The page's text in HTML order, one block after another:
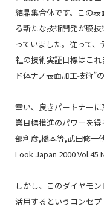
結晶集合体です。この表
る新たな技術開発が膜
っていました。従って
社の技術実証目標はこ
ド体ナノ表面加工技術”
幸い、良きパートナー
業目標推進のパワーを
部利彦,橋本等,武田修一
Look Japan 2000 Vol.45
しかし、このダイヤモ
活用するというコンセ